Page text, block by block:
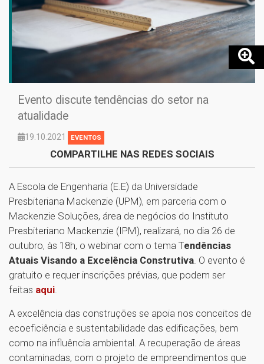
Evento discute tendências do setor na
atualidade
19.10.2021 EVENTOS
COMPARTILHE NAS REDES SOCIAIS
A Escola de Engenharia (E.E) da Universidade
Presbiteriana Mackenzie (UPM), em parceria com o
Mackenzie Soluções, área de negócios do Instituto
Presbiteriano Mackenzie (IPM), realizará, no dia 26 de
outubro, às 18h, o webinar com o tema Tendências
Atuais Visando a Excelência Construtiva . O evento é
gratuito e requer inscrições prévias, que podem ser
feitas aqui
A excelência das construções se apoia nos conceitos de
ecoeficiência e sustentabilidade das edificações, bem
como na influência ambiental. A recuperação de áreas
contaminadas, com o projeto de empreendimentos que